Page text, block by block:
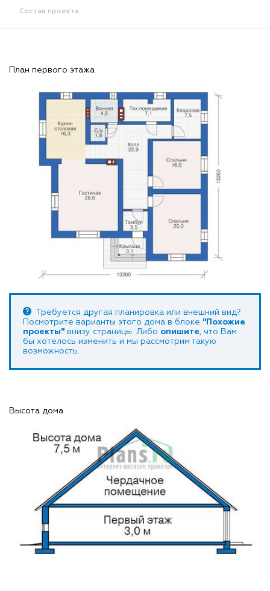
Состав проекта
План первого этажа
Требуется другая планировка или внешний вид?
Посмотрите варианты этого дома в блоке "Похожие
проекты" внизу страницы. Либо опишите, что Вам
бы хотелось изменить и мы рассмотрим такую
возможность.
Высота дома